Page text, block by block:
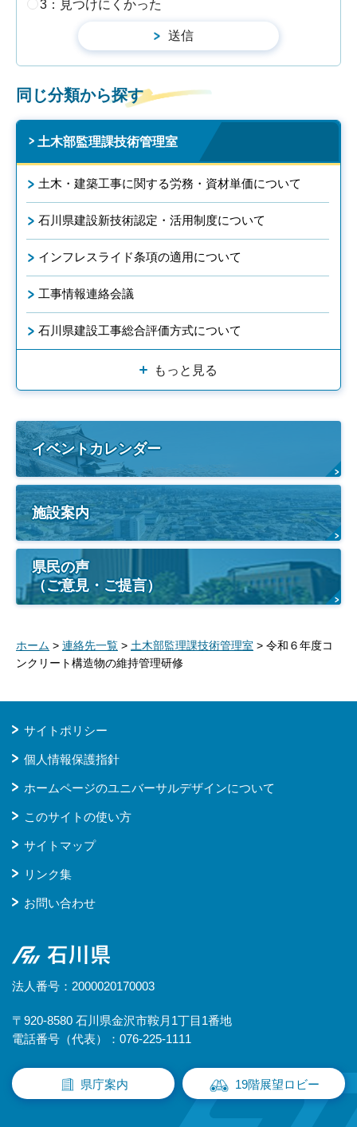
3：見つけにくかった
同じ分類から探す
土木部監理課技術管理室
土木・建築工事に関する労務・資材単価について
石川県建設新技術認定・活用制度について
インフレスライド条項の適用について
工事情報連絡会議
石川県建設工事総合評価方式について
もっと見る
イベントカレンダー
施設案内
県民の声
（ご意見・ご提言）
ホーム > 連絡先一覧 > 土木部監理課技術管理室 > 令和６年度コ
ンクリート構造物の維持管理研修
サイトポリシー
個人情報保護指針
ホームページのユニバーサルデザインについて
このサイトの使い方
サイトマップ
リンク集
お問い合わせ
石川県
法人番号：2000020170003
〒920-8580 石川県金沢市鞍月1丁目1番地
電話番号（代表）：076-225-1111
県庁案内 19階展望ロビー